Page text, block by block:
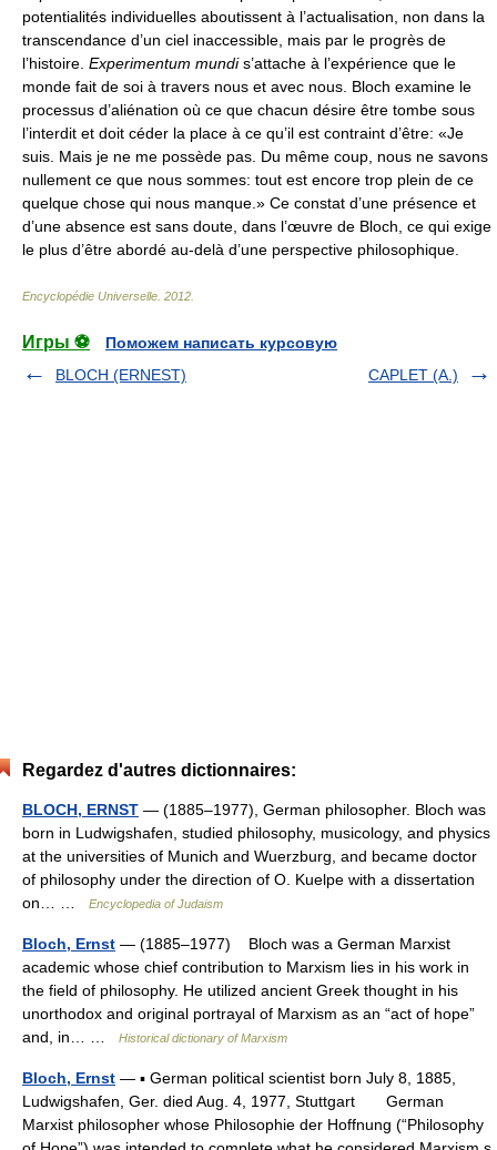
potentialités individuelles aboutissent à l’actualisation, non dans la
transcendance d’un ciel inaccessible, mais par le progrès de
l’histoire. Experimentum mundis’attache à l’expérience que le
monde fait de soi à travers nous et avec nous. Bloch examine le
processus d’aliénation où ce que chacun désire être tombe sous
l’interdit et doit céder la place à ce qu’il est contraint d’être: «Je
suis. Mais je ne me possède pas. Du même coup, nous ne savons
nullement ce que nous sommes: tout est encore trop plein de ce
quelque chose qui nous manque.» Ce constat d’une présence et
d’une absence est sans doute, dans l’œuvre de Bloch, ce qui exige
le plus d’être abordé au-delà d’une perspective philosophique.
Encyclopédie Universelle 2012
Игры ⚽
Поможем написать курсовую
BLOCH (ERNEST)
CAPLET (A.)
Regardez d'autres dictionnaires:
BLOCH, ERNST — (1885–1977), German philosopher. Bloch was
born in Ludwigshafen, studied philosophy, musicology, and physics
at the universities of Munich and Wuerzburg, and became doctor
of philosophy under the direction of O. Kuelpe with a dissertation
on… …
Encyclopedia of Judaism
Bloch, Ernst — (1885–1977) Bloch was a German Marxist
academic whose chief contribution to Marxism lies in his work in
the field of philosophy. He utilized ancient Greek thought in his
unorthodox and original portrayal of Marxism as an “act of hope”
and, in… …
Historical dictionary of Marxism
Bloch, Ernst — ▪ German political scientist born July 8, 1885,
Ludwigshafen, Ger. died Aug. 4, 1977, Stuttgart German
Marxist philosopher whose Philosophie der Hoffnung (“Philosophy